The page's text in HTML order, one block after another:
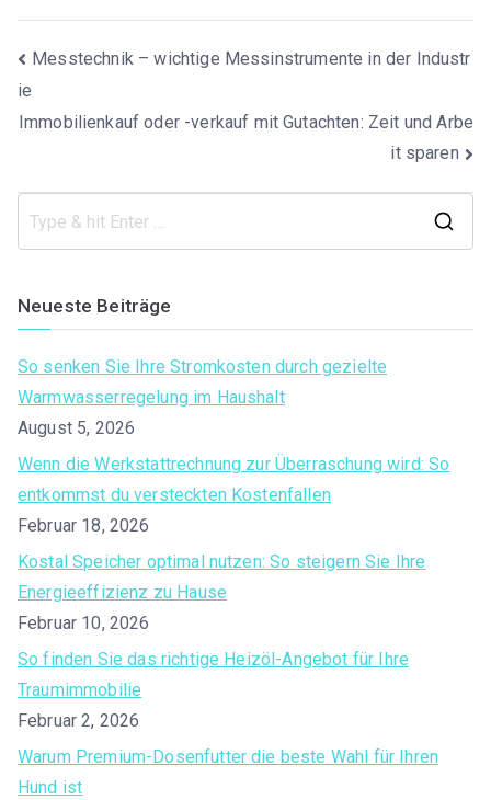
Beitragsnavigation
Messtechnik – wichtige Messinstrumente in der Industr
ie
Immobilienkauf oder -verkauf mit Gutachten: Zeit und Arbe
it sparen
r
Neueste Beiträge
So senken Sie Ihre Stromkosten durch gezielte
Warmwasserregelung im Haushalt
August 5, 2026
Wenn die Werkstattrechnung zur Überraschung wird: So
entkommst du versteckten Kostenfallen
Februar 18, 2026
Kostal Speicher optimal nutzen: So steigern Sie Ihre
Energieeffizienz zu Hause
Februar 10, 2026
So finden Sie das richtige Heizöl-Angebot für Ihre
Traumimmobilie
Februar 2, 2026
Warum Premium-Dosenfutter die beste Wahl für Ihren
Hund ist